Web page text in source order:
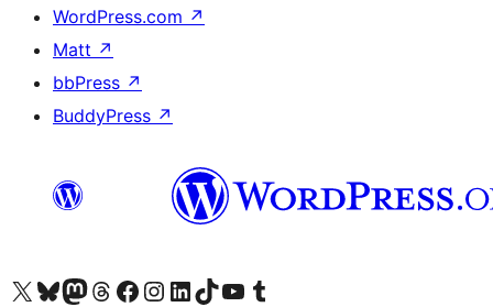
WordPress.com ↗
Matt ↗
bbPress ↗
BuddyPress ↗
Visit our X (formerly Twitter) account
Apsilankykite mūsų Bluesky paskyroje
Visit our Mastodon account
Apsilankykite mūsų Threads paskyroje
Visit our Facebook page
Visit our Instagram account
Visit our LinkedIn account
Apsilankykite mūsų TikTok paskyroje
Visit our YouTube channel
Apsilankykite mūsų Tumblr paskyroje